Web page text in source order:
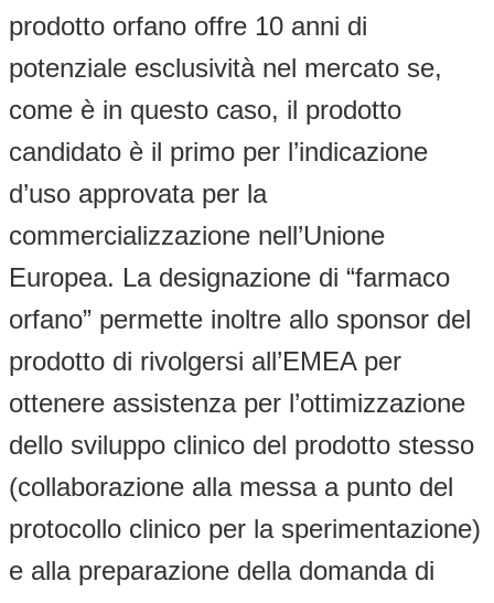
prodotto orfano offre 10 anni di
potenziale esclusività nel mercato se,
come è in questo caso, il prodotto
candidato è il primo per l’indicazione
d’uso approvata per la
commercializzazione nell’Unione
Europea. La designazione di “farmaco
orfano” permette inoltre allo sponsor del
prodotto di rivolgersi all’EMEA per
ottenere assistenza per l’ottimizzazione
dello sviluppo clinico del prodotto stesso
(collaborazione alla messa a punto del
protocollo clinico per la sperimentazione)
e alla preparazione della domanda di